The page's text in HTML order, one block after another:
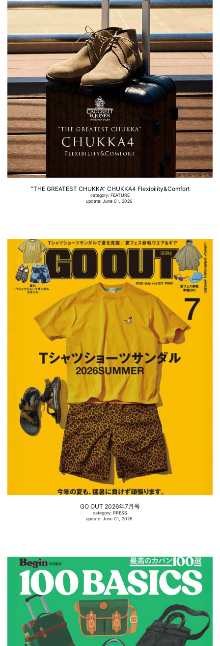
“THE GREATEST CHUKKA” CHUKKA4 Flexibility&Comfort
category: FEATURE
update: June 01, 2026
GO OUT 2026年7月号
category: PRESS
update: June 01, 2026